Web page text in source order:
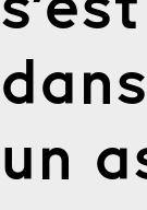
dans
un